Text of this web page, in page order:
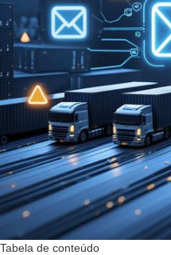
Tabela de conteúdo